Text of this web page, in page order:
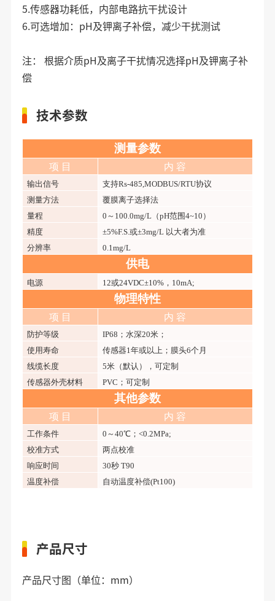
5.传感器功耗低，内部电路抗干扰设计
6.可选增加：pH及钾离子补偿，减少干扰测试
注： 根据介质pH及离子干扰情况选择pH及钾离子补
偿
技术参数
测量参数
项 目 内 容
输出信号 支持Rs-485,MODBUS/RTU协议
测量方法
覆膜离子选择法
量程
0～100.0mg/L（pH范围4~10）
精度
±5%F.S.或±3mg/L 以大者为准
分辨率
0.1mg/L
供电
电源 12或24VDC±10%，10mA;
物理特性
项 目 内 容
防护等级
IP68；水深20米；
使用寿命
传感器1年或以上；膜头6个月
线缆长度
5米（默认），可定制
传感器外壳材料
PVC；可定制
其他参数
项 目 内 容
工作条件
0～40℃；<0.2MPa;
校准方式
两点校准
响应时间
30秒 T90
温度补偿
自动温度补偿(Pt100)
产品尺寸
产品尺寸图（单位：mm）